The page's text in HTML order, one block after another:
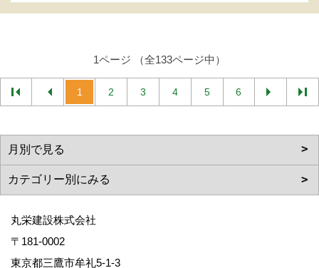
1ページ （全133ページ中）
1 2 3 4 5 6
丸栄建設株式会社
〒181-0002
東京都三鷹市牟礼5-1-3